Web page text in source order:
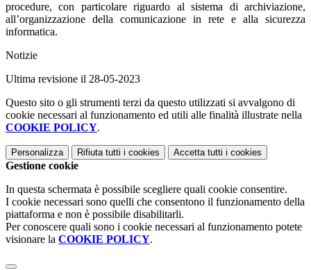
procedure, con particolare riguardo al sistema di archiviazione,
all’organizzazione della comunicazione in rete e alla sicurezza
informatica.
Notizie
Ultima revisione il 28-05-2023
Questo sito o gli strumenti terzi da questo utilizzati si avvalgono di
cookie necessari al funzionamento ed utili alle finalità illustrate nella
COOKIE POLICY.
Personalizza Rifiuta tutti i cookies Accetta tutti i cookies
Gestione cookie
In questa schermata è possibile scegliere quali cookie consentire.
I cookie necessari sono quelli che consentono il funzionamento della
piattaforma e non è possibile disabilitarli.
Per conoscere quali sono i cookie necessari al funzionamento potete
visionare la COOKIE POLICY.